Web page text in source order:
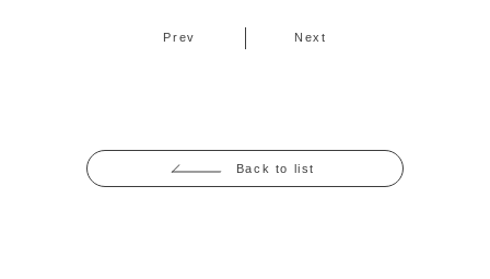
Prev Next
Back to list